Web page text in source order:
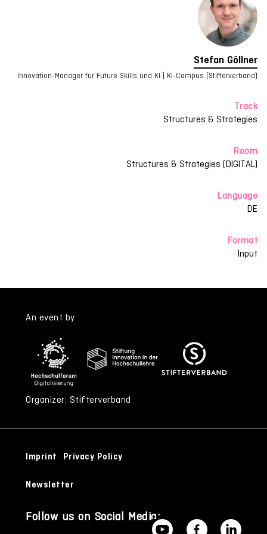
Stefan Göllner
Innovation-Manager für Future Skills und KI | KI-Campus (Stifterverband)
Track
Structures & Strategies
Room
Structures & Strategies (DIGITAL)
Language
DE
Format
Input
An event by
Organizer: Stifterverband
Imprint Privacy Policy
Newsletter
Follow us on Social Media: